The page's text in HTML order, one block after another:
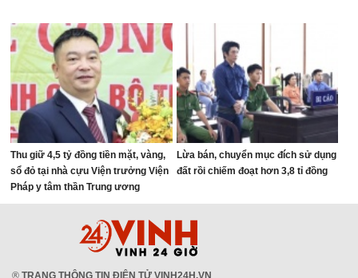
Thu giữ 4,5 tỷ đồng tiền mặt, vàng,
sổ đỏ tại nhà cựu Viện trưởng Viện
Pháp y tâm thần Trung ương
Lừa bán, chuyển mục đích sử dụng
đất rồi chiếm đoạt hơn 3,8 tỉ đồng
® TRANG THÔNG TIN ĐIỆN TỬ VINH24H.VN